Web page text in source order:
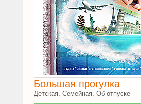
Большая прогулка
Детская, Семейная, Об отпуске